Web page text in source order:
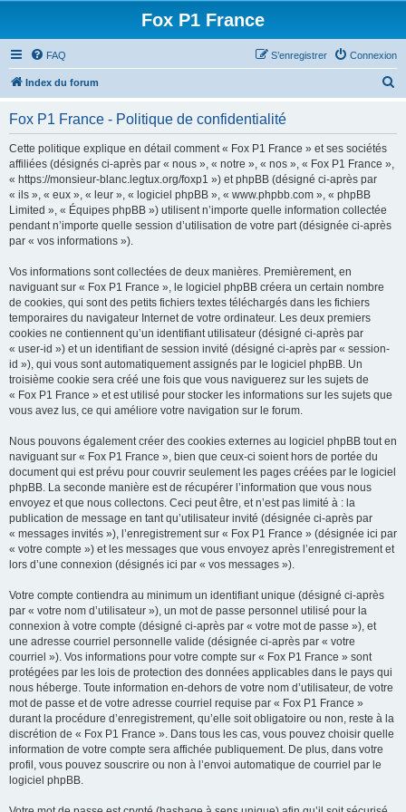
Fox P1 France
FAQ Connexion
S’enregistrer
Index du forum
Fox P1 France - Politique de confidentialité
Cette politique explique en détail comment « Fox P1 France » et ses sociétés
affiliées (désignés ci-après par « nous », « notre », « nos », « Fox P1 France »,
« https://monsieur-blanc.legtux.org/foxp1 ») et phpBB (désigné ci-après par
« ils », « eux », « leur », « logiciel phpBB », « www.phpbb.com », « phpBB
Limited », « Équipes phpBB ») utilisent n’importe quelle information collectée
pendant n’importe quelle session d’utilisation de votre part (désignée ci-après
par « vos informations »).
Vos informations sont collectées de deux manières. Premièrement, en
naviguant sur « Fox P1 France », le logiciel phpBB créera un certain nombre
de cookies, qui sont des petits fichiers textes téléchargés dans les fichiers
temporaires du navigateur Internet de votre ordinateur. Les deux premiers
cookies ne contiennent qu’un identifiant utilisateur (désigné ci-après par
« user-id ») et un identifiant de session invité (désigné ci-après par « session-
id »), qui vous sont automatiquement assignés par le logiciel phpBB. Un
troisième cookie sera créé une fois que vous naviguerez sur les sujets de
« Fox P1 France » et est utilisé pour stocker les informations sur les sujets que
vous avez lus, ce qui améliore votre navigation sur le forum.
Nous pouvons également créer des cookies externes au logiciel phpBB tout en
naviguant sur « Fox P1 France », bien que ceux-ci soient hors de portée du
document qui est prévu pour couvrir seulement les pages créées par le logiciel
phpBB. La seconde manière est de récupérer l’information que vous nous
envoyez et que nous collectons. Ceci peut être, et n’est pas limité à : la
publication de message en tant qu’utilisateur invité (désignée ci-après par
« messages invités »), l’enregistrement sur « Fox P1 France » (désignée ici par
« votre compte ») et les messages que vous envoyez après l’enregistrement et
lors d’une connexion (désignés ici par « vos messages »).
Votre compte contiendra au minimum un identifiant unique (désigné ci-après
par « votre nom d’utilisateur »), un mot de passe personnel utilisé pour la
connexion à votre compte (désigné ci-après par « votre mot de passe »), et
une adresse courriel personnelle valide (désignée ci-après par « votre
courriel »). Vos informations pour votre compte sur « Fox P1 France » sont
protégées par les lois de protection des données applicables dans le pays qui
nous héberge. Toute information en-dehors de votre nom d’utilisateur, de votre
mot de passe et de votre adresse courriel requise par « Fox P1 France »
durant la procédure d’enregistrement, qu’elle soit obligatoire ou non, reste à la
discrétion de « Fox P1 France ». Dans tous les cas, vous pouvez choisir quelle
information de votre compte sera affichée publiquement. De plus, dans votre
profil, vous pouvez souscrire ou non à l’envoi automatique de courriel par le
logiciel phpBB.